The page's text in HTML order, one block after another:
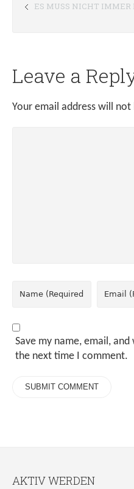
ES MUSS NICHT IMMER
Leave a
Your email address will not
Save my name, email,
the next time I comment.
AKTIV WERDEN